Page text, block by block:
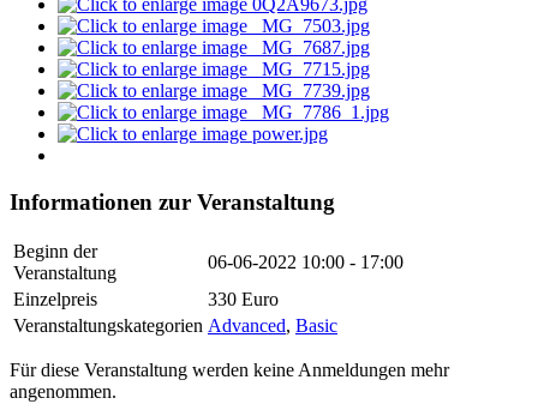
Informationen zur Veranstaltung
Beginn der
Veranstaltung
06-06-2022 10:00 - 17:00
Einzelpreis
330 Euro
Veranstaltungskategorien Advanced, Basic
Für diese Veranstaltung werden keine Anmeldungen mehr
angenommen.